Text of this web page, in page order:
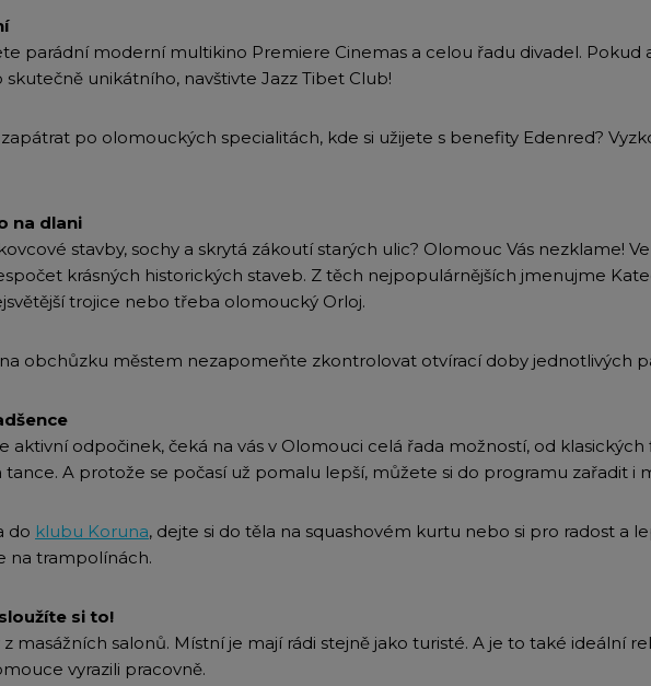
parádní moderní multikino Premiere Cinemas a celou řadu divadel. Pokud
unikátního, navštivte Jazz Tibet Club!
po olomouckých specialitách, kde si užijete s benefity Edenred?
na dlani
stavby, sochy a skrytá zákoutí starých ulic? Olomouc Vás nezklame!
krásných historických staveb. Z těch nejpopulárnějších jmenujme
trojice nebo třeba olomoucký Orloj.
obchůzku městem nezapomeňte zkontrolovat otvírací doby jednotlivých
aktivní odpočinek, čeká na vás v Olomouci celá řada možností, od klasických
tance. A protože se počasí už pomalu lepší, můžete si do programu zařadit i
do klubu Koruna, dejte si do těla na squashovém kurtu nebo si pro radost a
na trampolínách.
si to!
masážních salonů. Místní je mají rádi stejně jako turisté. A je to také ideální
vyrazili pracovně.